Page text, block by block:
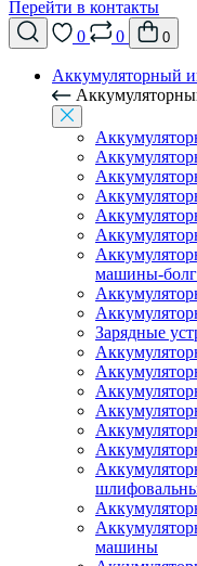
Перейти в контакты
0
0 0
Аккумуляторный
машины-
Зарядные
машины